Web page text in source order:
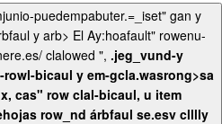
puedempabuter.=_iset" gan y
y arb> El Ay:hoafault" rowenu-
clalowed ", .jeg_vund-y
/* a-rowl-bicaul y em-gcla.wasrong>sa
cas" row clal-bicaul, u item
row_nd árbfaul se.esv clllly